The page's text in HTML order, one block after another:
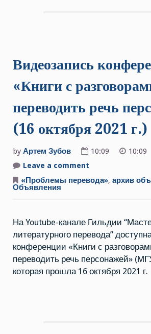
Видеозапись
«Книги с
переводить речь
(16 октября 2021 г.)
by Артем Зубов 10:09
10:09
Leave a comment
конференции
«Книги
речь
персонажей»
(16
октября
2021
г.)
«Проблемы перевода», архив
Объявления
На Youtube-канале Гильдии
литературного перевода”
конференции «Книги с
переводить речь персонажей»
которая прошла 16 октября 2021 г.